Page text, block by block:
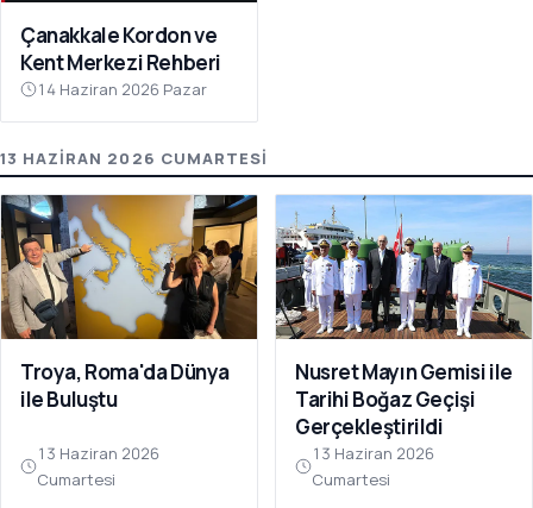
Çanakkale Kordon ve
Kent Merkezi Rehberi
14 Haziran 2026 Pazar
13 HAZIRAN 2026 CUMARTESI
Troya, Roma'da Dünya
ile Buluştu
13 Haziran 2026
Cumartesi
Nusret Mayın Gemisi ile
Tarihi Boğaz Geçişi
Gerçekleştirildi
13 Haziran 2026
Cumartesi